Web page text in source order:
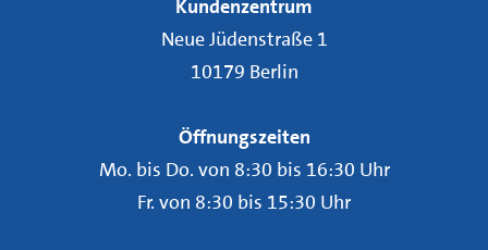
Kundenzentrum
Neue Jüdenstraße 1
10179 Berlin
Öffnungszeiten
Mo. bis Do. von 8:30 bis 16:30 Uhr
Fr. von 8:30 bis 15:30 Uhr